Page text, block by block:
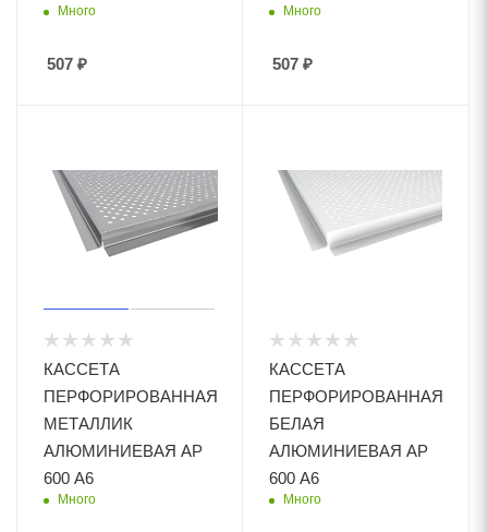
Много
507 ₽
Много
507 ₽
КАССЕТА
ПЕРФОРИРОВАННАЯ
МЕТАЛЛИК
АЛЮМИНИЕВАЯ АР
600 А6
Много
КАССЕТА
ПЕРФОРИРОВАННАЯ
БЕЛАЯ
АЛЮМИНИЕВАЯ АР
600 А6
Много